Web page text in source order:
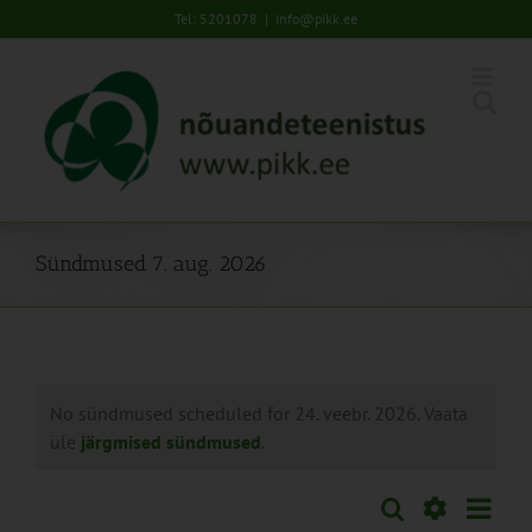
to
Tel: 5201078 | info@pikk.ee
Sündmused 7. aug. 2026
No sündmused scheduled for 24. veebr. 2026. Vaata
üle järgmised sündmused
Sündmused
Otsi Päev